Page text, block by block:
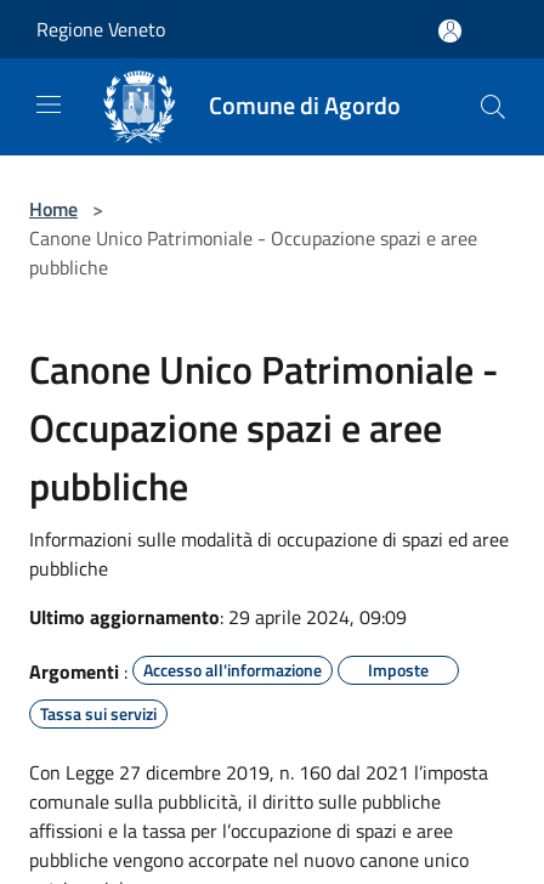
Regione Veneto
Comune di Agordo
Home >
Canone Unico Patrimoniale - Occupazione spazi e aree
pubbliche
Canone Unico Patrimoniale -
Occupazione spazi e aree
pubbliche
Informazioni sulle modalità di occupazione di spazi ed aree
pubbliche
Ultimo aggiornamento: 29 aprile 2024, 09:09
Argomenti : Accesso all'informazione
Imposte
Tassa sui servizi
Con Legge 27 dicembre 2019, n. 160 dal 2021 l’imposta
comunale sulla pubblicità, il diritto sulle pubbliche
affissioni e la tassa per l’occupazione di spazi e aree
pubbliche vengono accorpate nel nuovo canone unico